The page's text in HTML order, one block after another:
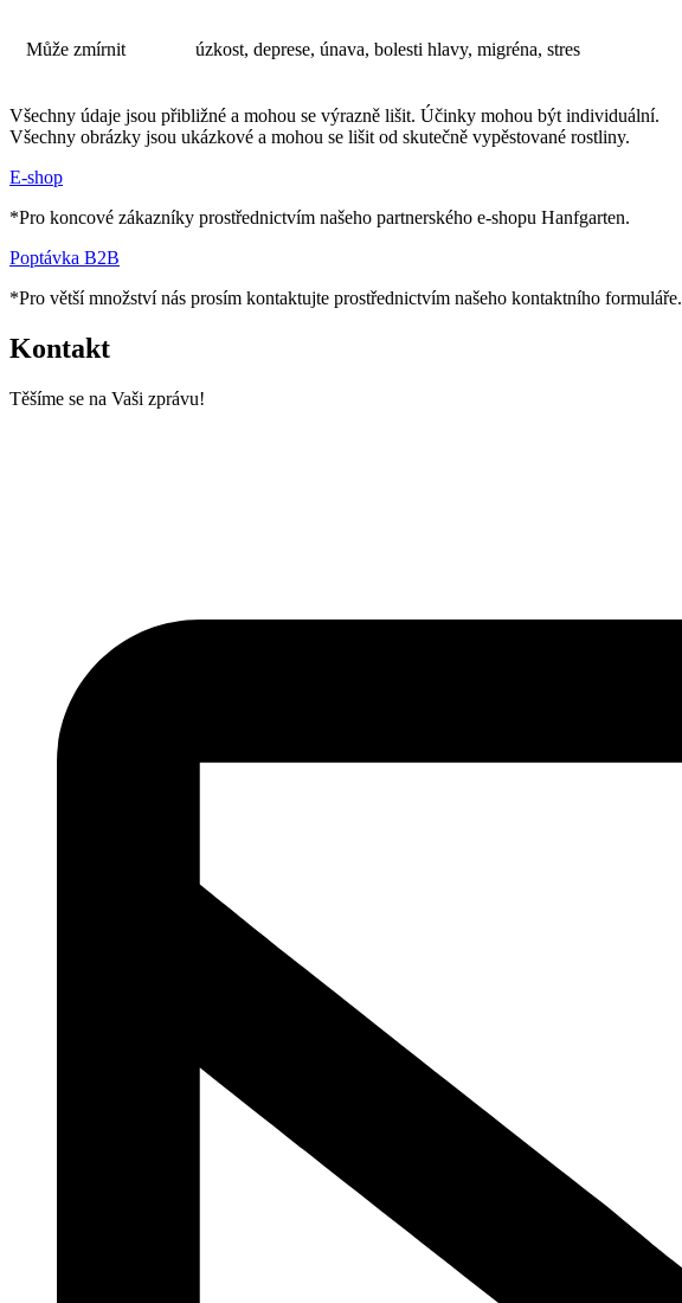
Může zmírnit úzkost, deprese, únava, bolesti hlavy, migréna, stres
Všechny údaje jsou přibližné a mohou se výrazně lišit. Účinky mohou být individuální.
Všechny obrázky jsou ukázkové a mohou se lišit od skutečně vypěstované rostliny.
E-shop
*Pro koncové zákazníky prostřednictvím našeho partnerského e-shopu Hanfgarten.
Poptávka B2B
*Pro větší množství nás prosím kontaktujte prostřednictvím našeho kontaktního formuláře.
Kontakt
Těšíme se na Vaši zprávu!